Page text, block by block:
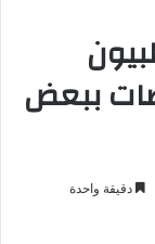
ببعض
دقيقة واحدة